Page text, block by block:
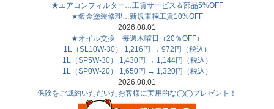
★エアコンフィルター…工賃サービス＆部品5%OFF
★鈑金塗装修理…新規車輛工賃10%OFF
2026.08.01
★オイル交換 毎週木曜日（20％OFF）
1L（SL10W-30） 1,216円 → 972円（税込）
1L（SP5W-30） 1,430円 → 1,144円（税込）
1L（SP0W-20） 1,650円 → 1,320円（税込）
2026.08.01
保険をご成約いただいたお客様に実用的な◯◯プレゼント！